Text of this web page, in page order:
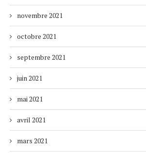
novembre 2021
octobre 2021
septembre 2021
juin 2021
mai 2021
avril 2021
mars 2021